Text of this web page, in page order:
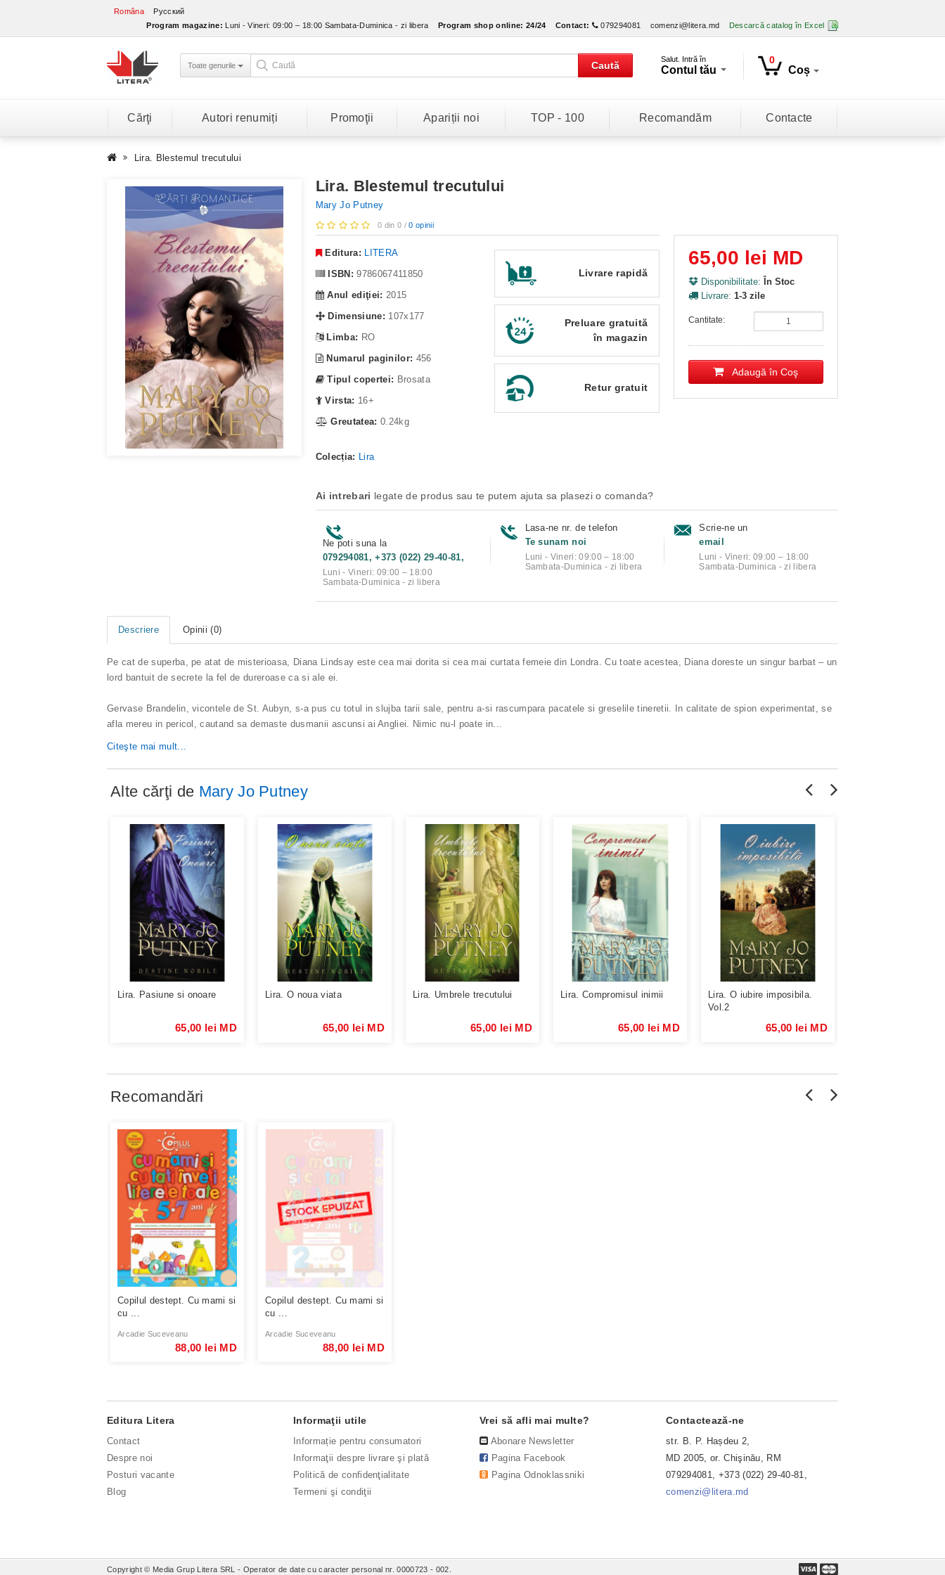
Româna
Русский
Program magazine: Luni - Vineri: 09:00 – 18:00 Sambata-Duminica - zi libera Program shop online: 24/24 Contact: 079294081 comenzi@litera.md Descarcă catalog în Excel
Toate genurile Caută
Salut. Intră în
Contul tău
0
Coș
Cărţi Autori renumiți Promoţii Apariții noi TOP - 100 Recomandăm Contacte
Lira. Blestemul trecutului
Lira. Blestemul trecutului
Mary Jo Putney
0 din 0 /0 opinii
Editura: LITERA
ISBN: 9786067411850
Anul ediţiei: 2015
Dimensiune: 107x177
Limba: RO
Numarul paginilor: 456
Tipul copertei: Brosata
Virsta: 16+
Greutatea: 0.24kg
Colecția: Lira
Livrare rapidă
Preluare gratuită
în magazin
Retur gratuit
65,00 lei MD
Disponibilitate: În Stoc
Livrare: 1-3 zile
Cantitate:
Adaugă în Coş
Ai intrebari legate de produs sau te putem ajuta sa plasezi o comanda?
Ne poti suna la
079294081, +373 (022) 29-40-81,
Luni - Vineri: 09:00 – 18:00
Sambata-Duminica - zi libera
Lasa-ne nr. de telefon
Te sunam noi
Luni - Vineri: 09:00 – 18:00
Sambata-Duminica - zi libera
Scrie-ne un
email
Luni - Vineri: 09:00 – 18:00
Sambata-Duminica - zi libera
Descriere Opinii (0)
Pe cat de superba, pe atat de misterioasa, Diana Lindsay este cea mai dorita si cea mai curtata femeie din Londra. Cu toate acestea, Diana doreste un singur barbat – un
lord bantuit de secrete la fel de dureroase ca si ale ei.
Gervase Brandelin, vicontele de St. Aubyn, s-a pus cu totul in slujba tarii sale, pentru a-si rascumpara pacatele si greselile tineretii. In calitate de spion experimentat, se
afla mereu in pericol, cautand sa demaste dusmanii ascunsi ai Angliei. Nimic nu-l poate in
Citeşte mai mult...
Alte cărţi de Mary Jo Putney
Lira. Pasiune si onoare
65,00 lei MD
Lira. O noua viata
65,00 lei MD
Lira. Umbrele trecutului
65,00 lei MD
Lira. Compromisul inimii
65,00 lei MD
Lira. O iubire imposibila.
Vol.2
65,00 lei MD
Recomandări
Copilul destept. Cu mami si
cu ...
Arcadie Suceveanu
88,00 lei MD
Copilul destept. Cu mami si
cu ...
Arcadie Suceveanu
88,00 lei MD
Editura Litera
Contact
Despre noi
Posturi vacante
Blog
Informaţii utile
Informație pentru consumatori
Informaţii despre livrare şi plată
Politică de confidenţialitate
Termeni şi condiţii
Vrei să afli mai multe?
Abonare Newsletter
Pagina Facebook
Pagina Odnoklassniki
Contactează-ne
str. B. P. Hașdeu 2,
MD 2005, or. Chişinău, RM
079294081, +373 (022) 29-40-81,
comenzi@litera.md
Copyright © Media Grup Litera SRL - Operator de date cu caracter personal nr. 0000723 - 002.